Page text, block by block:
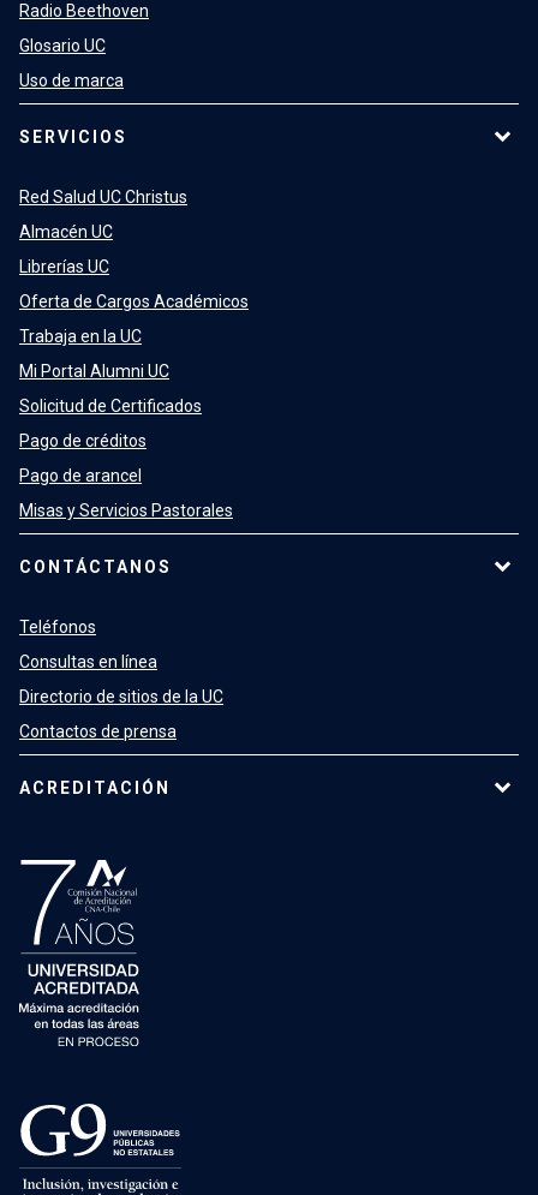
Radio Beethoven
Glosario UC
Uso de marca
SERVICIOS
Red Salud UC Christus
Almacén UC
Librerías UC
Oferta de Cargos Académicos
Trabaja en la UC
Mi Portal Alumni UC
Solicitud de Certificados
Pago de créditos
Pago de arancel
Misas y Servicios Pastorales
CONTÁCTANOS
Teléfonos
Consultas en línea
Directorio de sitios de la UC
Contactos de prensa
ACREDITACIÓN